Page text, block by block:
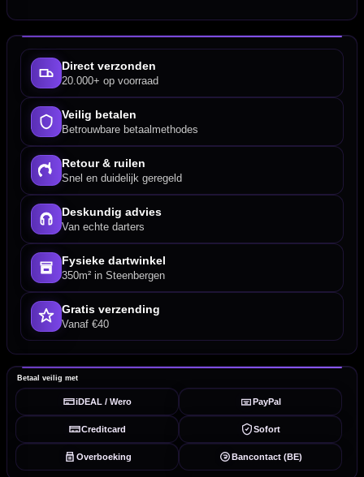
Direct verzonden
20.000+ op voorraad
Veilig betalen
Betrouwbare betaalmethodes
Retour & ruilen
Snel en duidelijk geregeld
Deskundig advies
Van echte darters
Fysieke dartwinkel
350m² in Steenbergen
Gratis verzending
Vanaf €40
Betaal veilig met
iDEAL / Wero PayPal
Creditcard Sofort
Overboeking Bancontact (BE)